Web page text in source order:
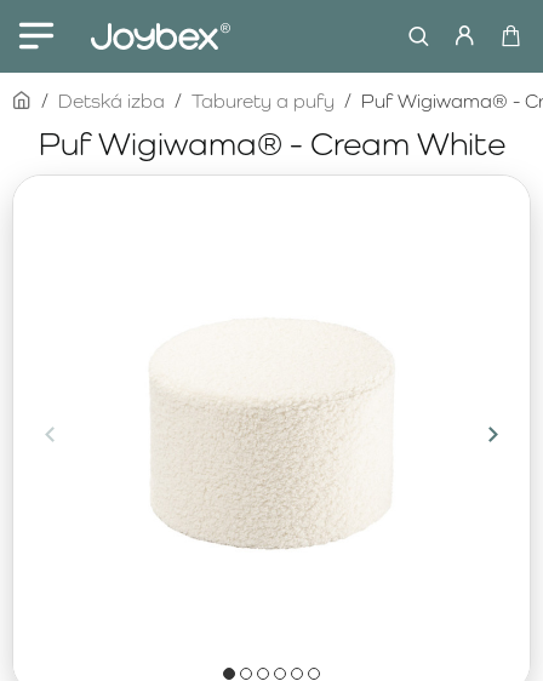
Puf Wigiwama® - Cream White
homeDetská izba Taburety a pufy Puf Wigiwama® -